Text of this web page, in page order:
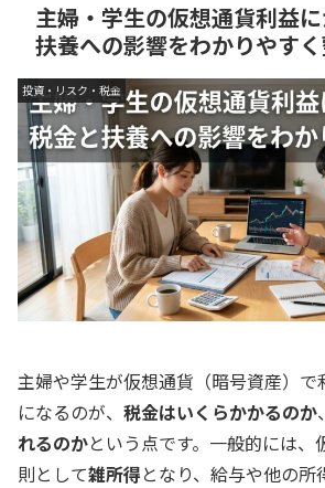
主婦・学生の仮想通貨利益
扶養への影響をわかりやす
投資・リスク・税金
主婦や学生が仮想通貨（暗号資産）
になるのが、 税金はいくらかかるのか
れるのかという点です。一般的には
則として雑所得となり、給与や他の